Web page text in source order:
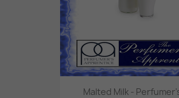
Malted Milk -